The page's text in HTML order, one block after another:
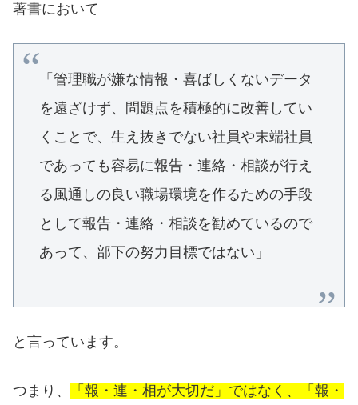
著書において
「管理職が嫌な情報・喜ばしくないデータ
を遠ざけず、問題点を積極的に改善してい
くことで、生え抜きでない社員や末端社員
であっても容易に報告・連絡・相談が行え
る風通しの良い職場環境を作るための手段
として報告・連絡・相談を勧めているので
あって、部下の努力目標ではない」
と言っています。
つまり、 「報・連・相が大切だ」ではなく、「報・